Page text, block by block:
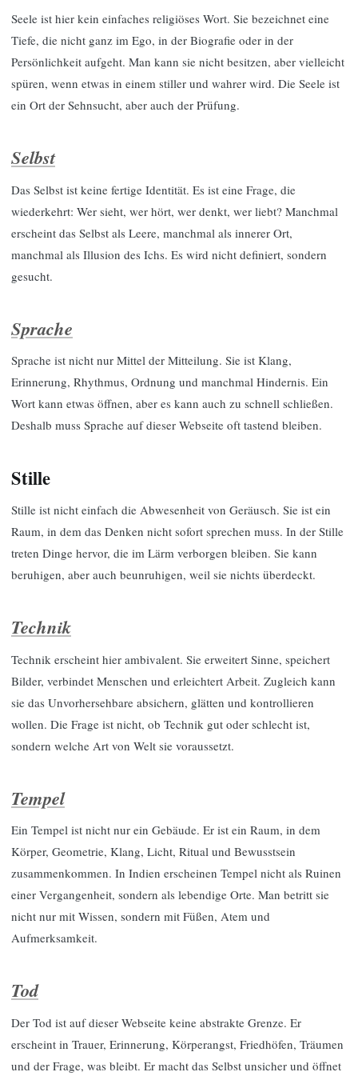
Seele ist hier kein einfaches religiöses Wort. Sie bezeichnet eine
Tiefe, die nicht ganz im Ego, in der Biografie oder in der
Persönlichkeit aufgeht. Man kann sie nicht besitzen, aber vielleicht
spüren, wenn etwas in einem stiller und wahrer wird. Die Seele ist
ein Ort der Sehnsucht, aber auch der Prüfung.
Selbst
Das Selbst ist keine fertige Identität. Es ist eine Frage, die
wiederkehrt: Wer sieht, wer hört, wer denkt, wer liebt? Manchmal
erscheint das Selbst als Leere, manchmal als innerer Ort,
manchmal als Illusion des Ichs. Es wird nicht definiert, sondern
gesucht.
Sprache
Sprache ist nicht nur Mittel der Mitteilung. Sie ist Klang,
Erinnerung, Rhythmus, Ordnung und manchmal Hindernis. Ein
Wort kann etwas öffnen, aber es kann auch zu schnell schließen.
Deshalb muss Sprache auf dieser Webseite oft tastend bleiben.
Stille
Stille ist nicht einfach die Abwesenheit von Geräusch. Sie ist ein
Raum, in dem das Denken nicht sofort sprechen muss. In der Stille
treten Dinge hervor, die im Lärm verborgen bleiben. Sie kann
beruhigen, aber auch beunruhigen, weil sie nichts überdeckt.
Technik
Technik erscheint hier ambivalent. Sie erweitert Sinne, speichert
Bilder, verbindet Menschen und erleichtert Arbeit. Zugleich kann
sie das Unvorhersehbare absichern, glätten und kontrollieren
wollen. Die Frage ist nicht, ob Technik gut oder schlecht ist,
sondern welche Art von Welt sie voraussetzt.
Tempel
Ein Tempel ist nicht nur ein Gebäude. Er ist ein Raum, in dem
Körper, Geometrie, Klang, Licht, Ritual und Bewusstsein
zusammenkommen. In Indien erscheinen Tempel nicht als Ruinen
einer Vergangenheit, sondern als lebendige Orte. Man betritt sie
nicht nur mit Wissen, sondern mit Füßen, Atem und
Aufmerksamkeit.
Tod
Der Tod ist auf dieser Webseite keine abstrakte Grenze. Er
erscheint in Trauer, Erinnerung, Körperangst, Friedhöfen, Träumen
und der Frage, was bleibt. Er macht das Selbst unsicher und öffnet